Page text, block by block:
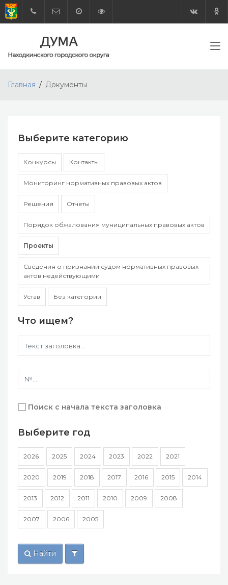
Главная Документы
Выберите категорию
Конкурсы Контакты
Мониторинг нормативных правовых актов
Решения Отчеты
Порядок обжалования муниципальных правовых актов
Проекты
Сведения о признании судом нормативных правовых
актов недействующими
Устав Без категории
Что ищем?
Поиск с начала текста заголовка
Выберите год
2026 2025 2024 2023 2022 2021
2020 2019 2018 2017 2016 2015 2014
2013 2012 2011 2010 2009 2008
2007 2006 2005
Найти